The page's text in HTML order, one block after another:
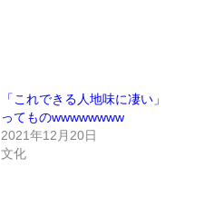
「これできる人地味に凄い」
ってものwwwwwwww
2021年12月20日
文化